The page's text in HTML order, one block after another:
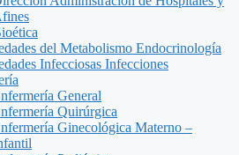
del Metabolismo Endocrinología
Infecciosas Infecciones
General
Quirúrgica
Ginecológica Materno –